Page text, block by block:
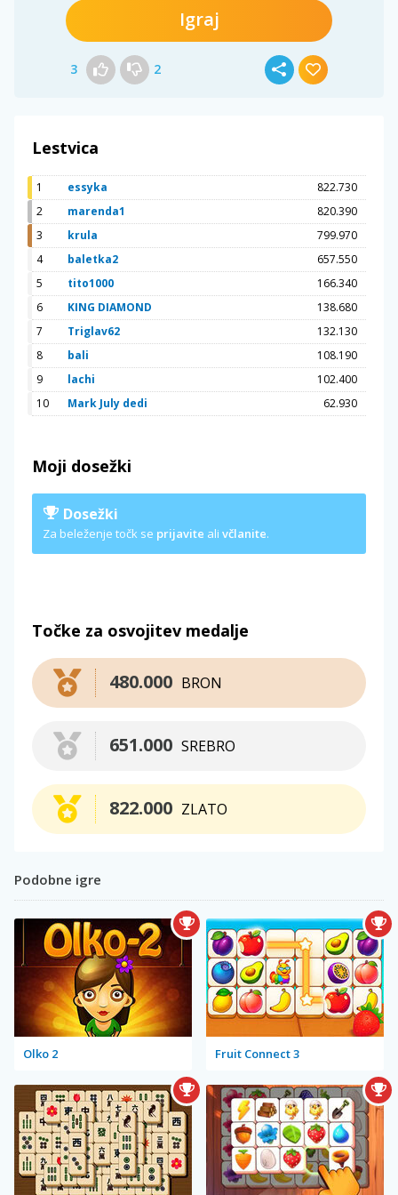
Igraj
3 2
Lestvica
1 essyka
822.730
2
marenda1
820.390
3
krula
799.970
4
baletka2
657.550
5
tito1000
166.340
6
KING DIAMOND
138.680
7
Triglav62
132.130
8
bali
108.190
9
lachi
102.400
10
Mark July dedi 62.930
Moji dosežki
Dosežki
Za beleženje točk se prijavite ali včlanite.
Točke za osvojitev medalje
BRON
480.000
SREBRO
651.000
ZLATO
822.000
Podobne igre
Olko 2 Fruit Connect 3